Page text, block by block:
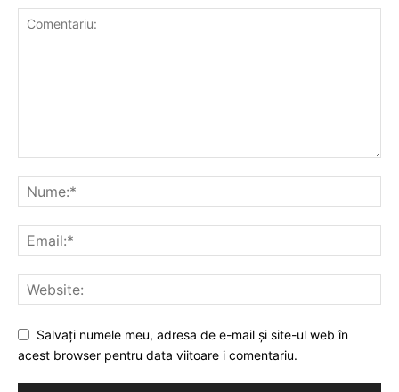
Salvați numele meu, adresa de e-mail și site-ul web în
acest browser pentru data viitoare i comentariu.